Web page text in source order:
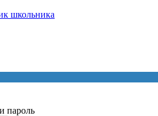
школьника
пароль